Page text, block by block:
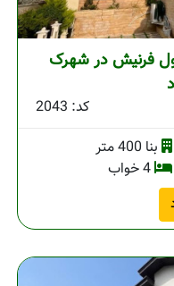
فرنیش در شهرک
کد: 2043
بنا 400 متر
4 خواب